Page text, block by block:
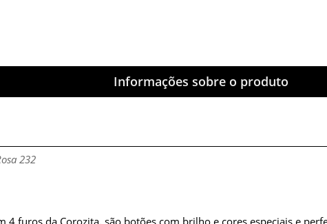
Informações sobre o produto
232
furos da Corozita, são botões com brilho e cores especiais e